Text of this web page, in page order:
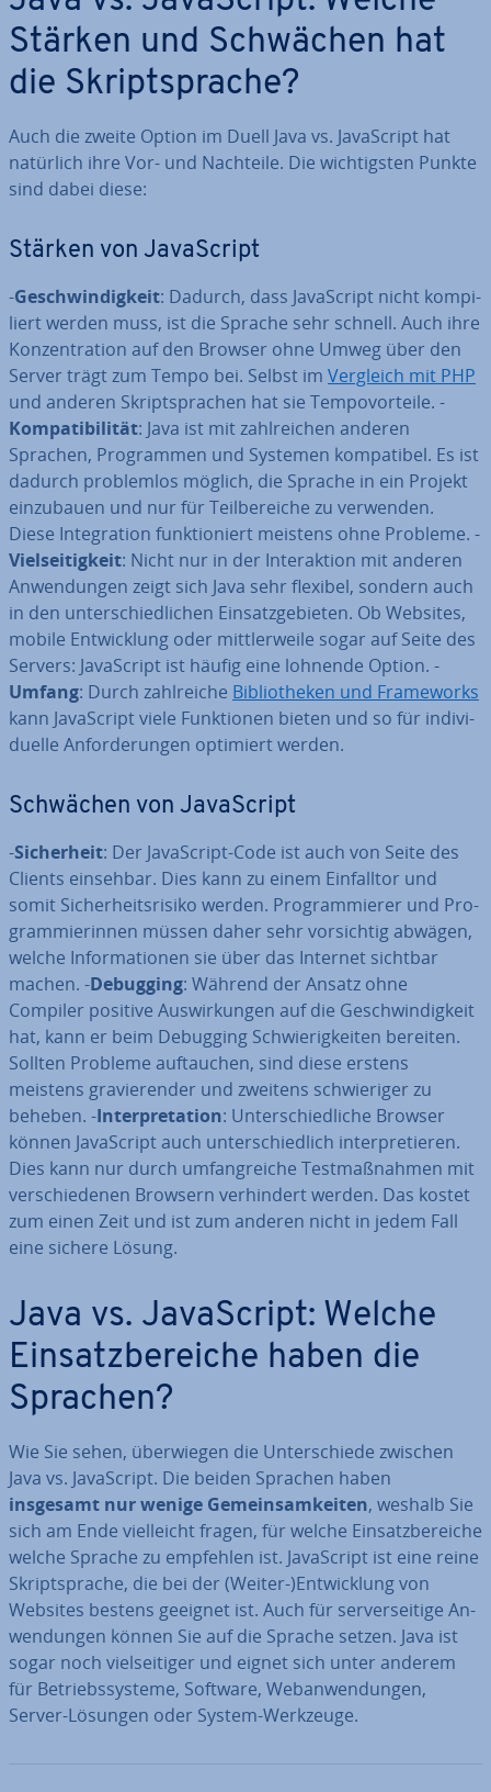
Stärken und Schwächen hat
die Skript­spra­che?
Auch die zweite Option im Duell Java vs. Ja­va­Script hat
natürlich ihre Vor- und Nachteile. Die wich­tigs­ten Punkte
sind dabei diese:
Stärken von Ja­va­Script
-Ge­schwin­dig­keit: Dadurch, dass Ja­va­Script nicht kom­pi­
liert werden muss, ist die Sprache sehr schnell. Auch ihre
Kon­zen­tra­ti­on auf den Browser ohne Umweg über den
Server trägt zum Tempo bei. Selbst im Vergleich mit PHP
und anderen Skript­spra­chen hat sie Tem­po­vor­tei­le. -
Kom­pa­ti­bi­li­tät: Java ist mit zahl­rei­chen anderen
Sprachen, Pro­gram­men und Systemen kom­pa­ti­bel. Es ist
dadurch pro­blem­los möglich, die Sprache in ein Projekt
ein­zu­bau­en und nur für Teil­be­rei­che zu verwenden.
Diese In­te­gra­ti­on funk­tio­niert meistens ohne Probleme. -
Viel­sei­tig­keit: Nicht nur in der In­ter­ak­ti­on mit anderen
An­wen­dun­gen zeigt sich Java sehr flexibel, sondern auch
in den un­ter­schied­li­chen Ein­satz­ge­bie­ten. Ob Websites,
mobile Ent­wick­lung oder mitt­ler­wei­le sogar auf Seite des
Servers: Ja­va­Script ist häufig eine lohnende Option. -
Umfang: Durch zahl­rei­che Bi­blio­the­ken und Frame­works
kann Ja­va­Script viele Funk­tio­nen bieten und so für in­di­vi­
du­el­le An­for­de­run­gen optimiert werden.
Schwächen von Ja­va­Script
-Si­cher­heit: Der Ja­va­Script-Code ist auch von Seite des
Clients einsehbar. Dies kann zu einem Ein­fall­tor und
somit Si­cher­heits­ri­si­ko werden. Pro­gram­mie­rer und Pro­
gram­mie­rin­nen müssen daher sehr vor­sich­tig abwägen,
welche In­for­ma­tio­nen sie über das Internet sichtbar
machen. -Debugging: Während der Ansatz ohne
Compiler positive Aus­wir­kun­gen auf die Ge­schwin­dig­keit
hat, kann er beim Debugging Schwie­rig­kei­ten bereiten.
Sollten Probleme auf­tau­chen, sind diese erstens
meistens gra­vie­ren­der und zweitens schwie­ri­ger zu
beheben. -In­ter­pre­ta­ti­on: Un­ter­schied­li­che Browser
können Ja­va­Script auch un­ter­schied­lich in­ter­pre­tie­ren.
Dies kann nur durch um­fang­rei­che Test­maß­nah­men mit
ver­schie­de­nen Browsern ver­hin­dert werden. Das kostet
zum einen Zeit und ist zum anderen nicht in jedem Fall
eine sichere Lösung.
Java vs. Ja­va­Script: Welche
Ein­satz­be­rei­che haben die
Sprachen?
Wie Sie sehen, über­wie­gen die Un­ter­schie­de zwischen
Java vs. Ja­va­Script. Die beiden Sprachen haben
insgesamt nur wenige Ge­mein­sam­kei­ten, weshalb Sie
sich am Ende viel­leicht fragen, für welche Ein­satz­be­rei­che
welche Sprache zu empfehlen ist. Ja­va­Script ist eine reine
Skript­spra­che, die bei der (Weiter-)Ent­wick­lung von
Websites bestens geeignet ist. Auch für ser­ver­sei­ti­ge An­
wen­dun­gen können Sie auf die Sprache setzen. Java ist
sogar noch viel­sei­ti­ger und eignet sich unter anderem
für Be­triebs­sys­te­me, Software, Web­an­wen­dun­gen,
Server-Lösungen oder System-Werkzeuge.